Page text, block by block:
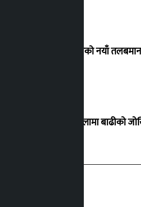
कर्मचारीको नयाँ
३० जिल्लामा बाढीको